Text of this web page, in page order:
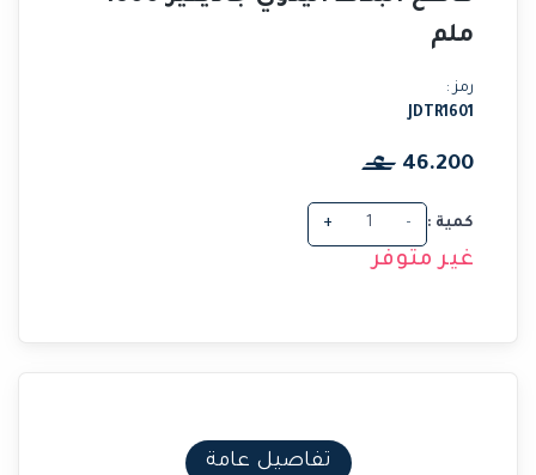
ملم
رمز :
JDTR1601
46.200
كمية : -
+
غير متوفر
تفاصيل عامة